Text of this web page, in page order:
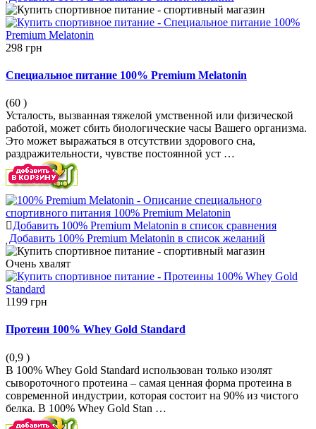
298 грн
Специальное питание 100% Premium Melatonin
(60 )
Усталость, вызванная тяжелой умственной или физической
работой, может сбить биологические часы Вашего организма.
Это может выражаться в отсутствии здорового сна,
раздражительности, чувстве постоянной уст …
Добавить 100% Premium Melatonin в список сравнения
Добавить 100% Premium Melatonin в список желаний
Очень хвалят
1199 грн
Протеин 100% Whey Gold Standard
(0,9 )
В 100% Whey Gold Standard использован только изолят
сывороточного протеина – самая ценная форма протеина в
современной индустрии, которая состоит на 90% из чистого
белка. В 100% Whey Gold Stan …